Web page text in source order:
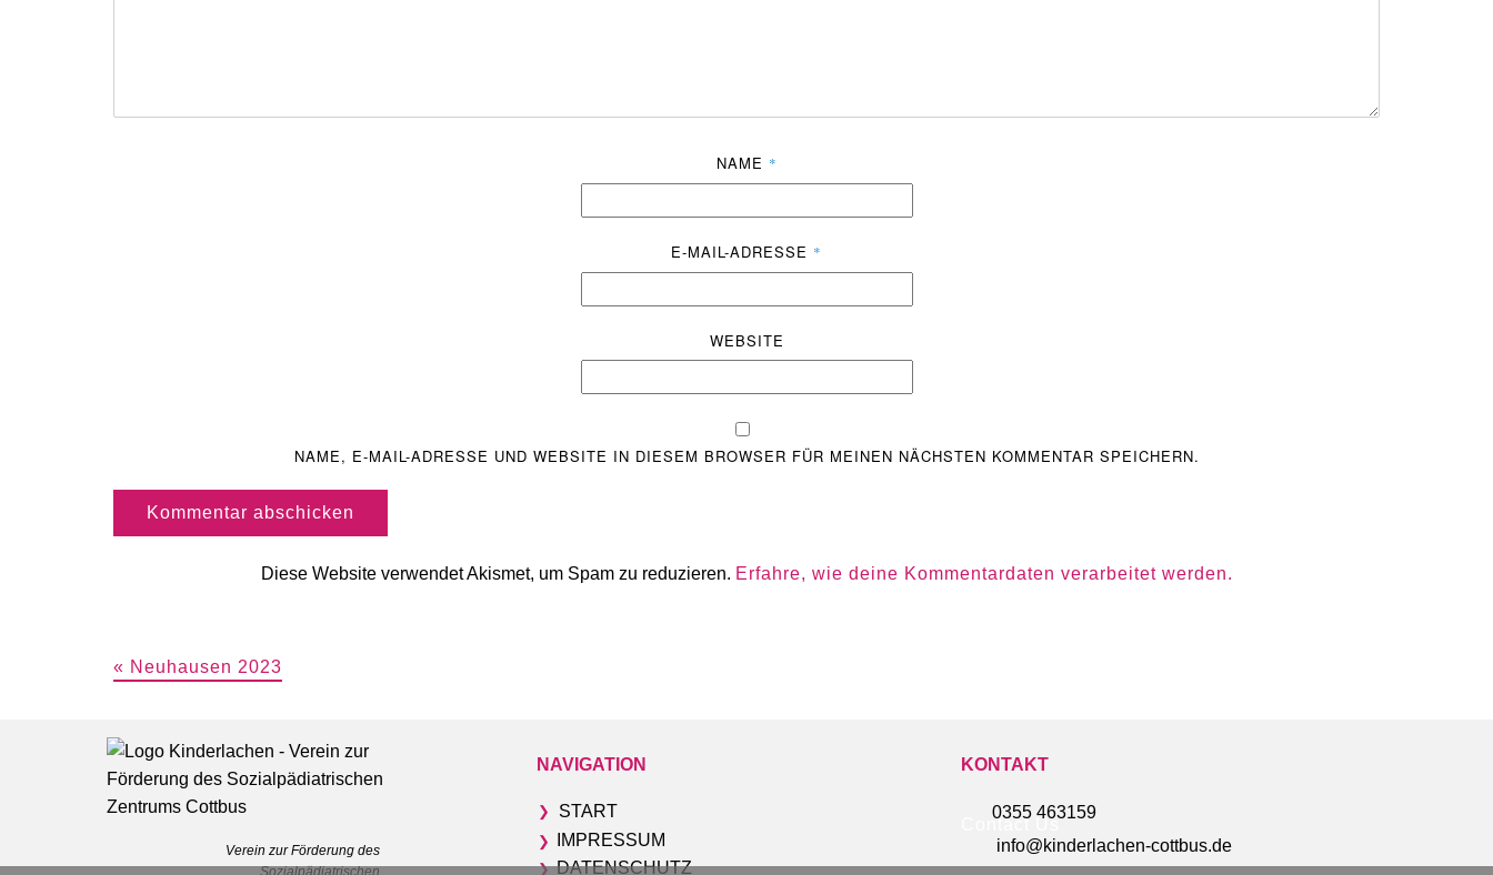
NAME *
E-MAIL-ADRESSE *
WEBSITE
NAME, E-MAIL-ADRESSE UND WEBSITE IN DIESEM BROWSER FÜR MEINEN NÄCHSTEN KOMMENTAR SPEICHERN.
Kommentar abschicken
Diese Website verwendet Akismet, um Spam zu reduzieren. Erfahre, wie deine Kommentardaten verarbeitet werden.
Beitragsnavigation
« Neuhausen 2023
Verein zur Förderung des
Sozialpädiatrischen
NAVIGATION
❯ START
❯ IMPRESSUM
❯ DATENSCHUTZ
KONTAKT
Contact Us
0355 463159
info@kinderlachen-cottbus.de